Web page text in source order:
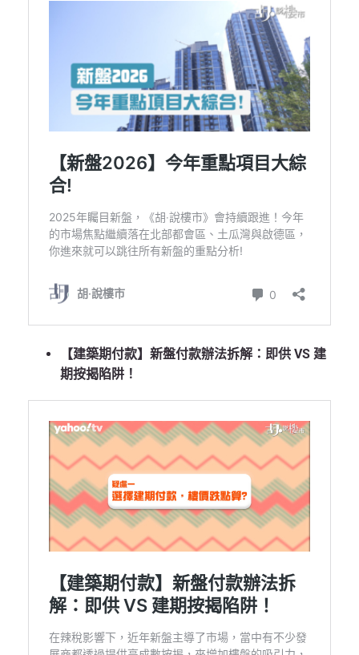
【建築期付款】新盤付款辦法拆解：即供 VS 建
期按揭陷阱！